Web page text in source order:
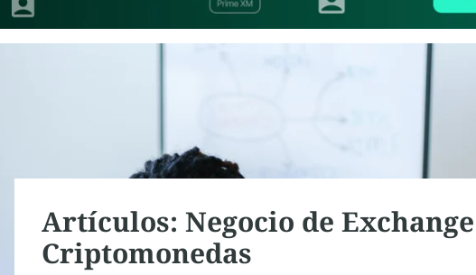
Artículos: Negocio de
Criptomonedas